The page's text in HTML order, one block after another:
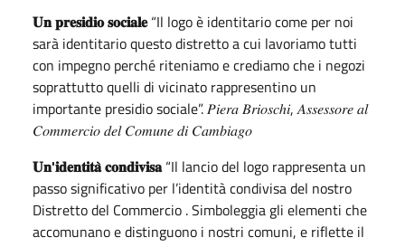
𝐔𝐧 𝐩𝐫𝐞𝐬𝐢𝐝𝐢𝐨 𝐬𝐨𝐜𝐢𝐚𝐥𝐞“Il logo è identitario come per noi
sarà identitario questo distretto a cui lavoriamo tutti
con impegno perché riteniamo e crediamo che i negozi
soprattutto quelli di vicinato rappresentino un
importante presidio sociale”. 𝑃𝑖𝑒𝑟𝑎 𝐵𝑟𝑖𝑜𝑠𝑐ℎ𝑖, 𝐴𝑠𝑠𝑒𝑠𝑠𝑜𝑟𝑒 𝑎𝑙
𝐶𝑜𝑚𝑚𝑒𝑟𝑐𝑖𝑜 𝑑𝑒𝑙 𝐶𝑜𝑚𝑢𝑛𝑒 𝑑𝑖 𝐶𝑎𝑚𝑏𝑖𝑎𝑔𝑜
𝐔𝐧'𝐢𝐝𝐞𝐧𝐭𝐢𝐭𝐚̀ 𝐜𝐨𝐧𝐝𝐢𝐯𝐢𝐬𝐚“Il lancio del logo rappresenta un
passo significativo per l’identità condivisa del nostro
Distretto del Commercio . Simboleggia gli elementi che
accomunano e distinguono i nostri comuni, e riflette il